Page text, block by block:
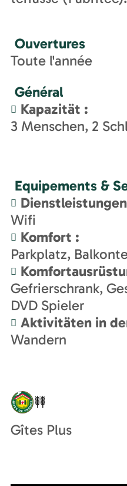
Ouvertures
Toute l'année
Général
Kapazität :
3 Menschen 2
Equipements &
Dienstleistungen
Wifi
Komfort :
Parkplatz
Gefrierschrank
DVD Spieler
Aktivitäten in
Wandern
Gîtes Plus